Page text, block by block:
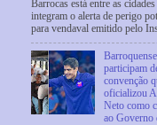
Barrocas está entre as
integram o alerta de perigo
para vendaval emitido pelo
participam
convenção
oficializou
Neto como
ao Governo